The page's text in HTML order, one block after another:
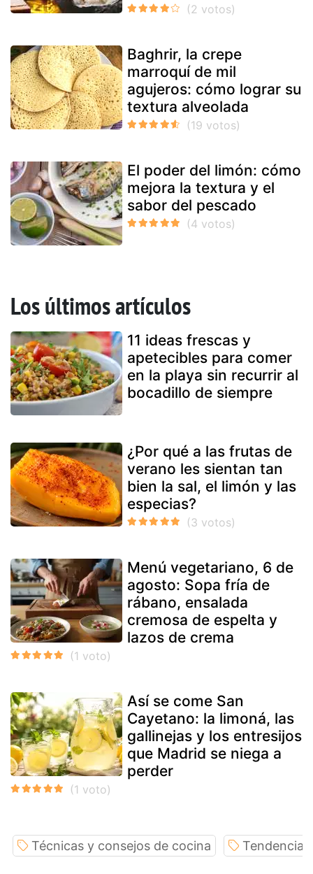
Baghrir, la crepe
marroquí de mil
agujeros: cómo lograr su
textura alveolada
El poder del limón: cómo
mejora la textura y el
sabor del pescado
Los últimos artículos
11 ideas frescas y
apetecibles para comer
en la playa sin recurrir al
bocadillo de siempre
¿Por qué a las frutas de
verano les sientan tan
bien la sal, el limón y las
especias?
Menú vegetariano, 6 de
agosto: Sopa fría de
rábano, ensalada
cremosa de espelta y
lazos de crema
Así se come San
Cayetano: la limoná, las
gallinejas y los entresijos
que Madrid se niega a
perder
Técnicas y consejos de cocina